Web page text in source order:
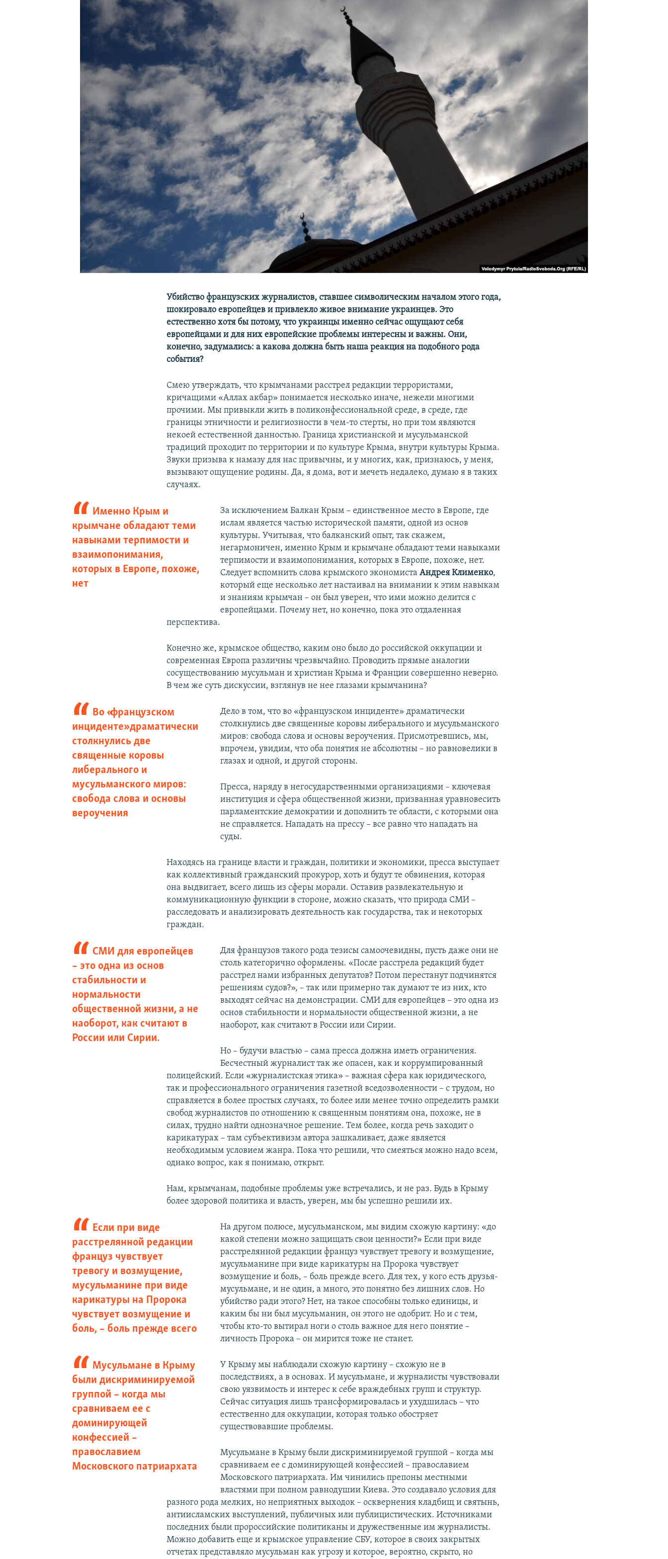
Убийство французских журналистов, ставшее символическим началом этого года,
шокировало европейцев и привлекло живое внимание украинцев. Это
естественно хотя бы потому, что украинцы именно сейчас ощущают себя
европейцами и для них европейские проблемы интересны и важны. Они,
конечно, задумались: а какова должна быть наша реакция на подобного рода
события?
Смею утверждать, что крымчанами расстрел редакции террористами,
кричащими «Аллах акбар» понимается несколько иначе, нежели многими
прочими. Мы привыкли жить в поликонфессиональной среде, в среде, где
границы этничности и религиозности в чем-то стерты, но при том являются
некоей естественной данностью. Граница христианской и мусульманской
традиций проходит по территории и по культуре Крыма, внутри культуры Крыма.
Звуки призыва к намазу для нас привычны, и у многих, как, признаюсь, у меня,
вызывают ощущение родины. Да, я дома, вот и мечеть недалеко, думаю я в таких
случаях.
Именно Крым и
крымчане обладают теми
навыками терпимости и
взаимопонимания,
которых в Европе, похоже,
нет
За исключением Балкан Крым – единственное место в Европе, где
ислам является частью исторической памяти, одной из основ
культуры. Учитывая, что балканский опыт, так скажем,
негармоничен, именно Крым и крымчане обладают теми навыками
терпимости и взаимопонимания, которых в Европе, похоже, нет.
Следует вспомнить слова крымского экономиста Андрея Клименко,
который еще несколько лет настаивал на внимании к этим навыкам
и знаниям крымчан – он был уверен, что ими можно делится с
европейцами. Почему нет, но конечно, пока это отдаленная
перспектива.
Конечно же, крымское общество, каким оно было до российской оккупации и
современная Европа различны чрезвычайно. Проводить прямые аналогии
сосуществованию мусульман и христиан Крыма и Франции совершенно неверно.
В чем же суть дискуссии, взглянув не нее глазами крымчанина?
Во «французском
инциденте» драматически
столкнулись две
священные коровы
либерального и
мусульманского миров:
свобода слова и основы
вероучения
Дело в том, что во «французском инциденте» драматически
столкнулись две священные коровы либерального и мусульманского
миров: свобода слова и основы вероучения. Присмотревшись, мы,
впрочем, увидим, что оба понятия не абсолютны – но равновелики в
глазах и одной, и другой стороны.
Пресса, наряду в негосударственными организациями – ключевая
институция и сфера общественной жизни, призванная уравновесить
парламентские демократии и дополнить те области, с которыми она
не справляется. Нападать на прессу – все равно что нападать на
суды.
Находясь на границе власти и граждан, политики и экономики, пресса выступает
как коллективный гражданский прокурор, хоть и будут те обвинения, которая
она выдвигает, всего лишь из сферы морали. Оставив развлекательную и
коммуникационную функции в стороне, можно сказать, что природа СМИ –
расследовать и анализировать деятельность как государства, так и некоторых
граждан.
СМИ для европейцев
– это одна из основ
стабильности и
нормальности
общественной жизни, а не
наоборот, как считают в
России или Сирии.
Для французов такого рода тезисы самоочевидны, пусть даже они не
столь категорично оформлены. «После расстрела редакций будет
расстрел нами избранных депутатов? Потом перестанут подчинятся
решениям судов?», – так или примерно так думают те из них, кто
выходят сейчас на демонстрации. СМИ для европейцев – это одна из
основ стабильности и нормальности общественной жизни, а не
наоборот, как считают в России или Сирии.
Но – будучи властью – сама пресса должна иметь ограничения.
Бесчестный журналист так же опасен, как и коррумпированный
полицейский. Если «журналистская этика» – важная сфера как юридического,
так и профессионального ограничения газетной вседозволенности – с трудом, но
справляется в более простых случаях, то более или менее точно определить рамки
свобод журналистов по отношению к священным понятиям она, похоже, не в
силах, трудно найти однозначное решение. Тем более, когда речь заходит о
карикатурах – там субъективизм автора зашкаливает, даже является
необходимым условием жанра. Пока что решили, что смеяться можно надо всем,
однако вопрос, как я понимаю, открыт.
Нам, крымчанам, подобные проблемы уже встречались, и не раз. Будь в Крыму
более здоровой политика и власть, уверен, мы бы успешно решили их.
Если при виде
расстрелянной редакции
француз чувствует
тревогу и возмущение,
мусульманине при виде
карикатуры на Пророка
чувствует возмущение и
боль, – боль прежде всего
На другом полюсе, мусульманском, мы видим схожую картину: «до
какой степени можно защищать свои ценности?» Если при виде
расстрелянной редакции француз чувствует тревогу и возмущение,
мусульманине при виде карикатуры на Пророка чувствует
возмущение и боль, – боль прежде всего. Для тех, у кого есть друзья-
мусульмане, и не один, а много, это понятно без лишних слов. Но
убийство ради этого? Нет, на такое способны только единицы, и
каким бы ни был мусульманин, он этого не одобрит. Но и с тем,
чтобы кто-то вытирал ноги о столь важное для него понятие –
личность Пророка – он мирится тоже не станет.
Мусульмане в Крыму
были дискриминируемой
группой – когда мы
сравниваем ее с
доминирующей
конфессией –
православием
Московского патриархата
У Крыму мы наблюдали схожую картину – схожую не в
последствиях, а в основах. И мусульмане, и журналисты чувствовали
свою уязвимость и интерес к себе враждебных групп и структур.
Сейчас ситуация лишь трансформировалась и ухудшилась – что
естественно для оккупации, которая только обостряет
существовавшие проблемы.
Мусульмане в Крыму были дискриминируемой группой – когда мы
сравниваем ее с доминирующей конфессией – православием
Московского патриархата. Им чинились препоны местными
властями при полном равнодушии Киева. Это создавало условия для
разного рода мелких, но неприятных выходок – осквернения кладбищ и святынь,
антиисламских выступлений, публичных или публицистических. Источниками
последних были пророссийские политиканы и дружественные им журналисты.
Можно добавить еще и крымское управление СБУ, которое в своих закрытых
отчетах представляло мусульман как угрозу и которое, вероятно, скрыто, но